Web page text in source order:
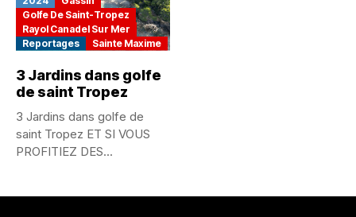
Golfe De Saint-Tropez
Rayol Canadel Sur Mer
Reportages
Sainte Maxime
3 Jardins dans golfe
de saint Tropez
3 Jardins dans golfe de
saint Tropez ET SI VOUS
PROFITIEZ DES...